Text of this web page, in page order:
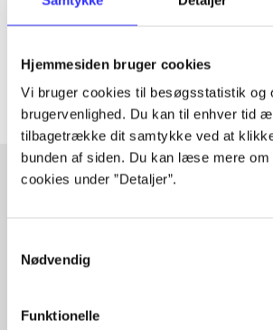
Hjemmesiden bruger cookies
Vi bruger cookies til besøgsstatistik og
brugervenlighed. Du kan til enhver tid
tilbagetrække dit samtykke ved at
bunden af siden. Du kan læse mere om
cookies under ”Detaljer”.
Nødvendig
Funktionelle
lorem ipsum dolor sit amet ...
Tidsskrift
Artiklerne i handler ofte om